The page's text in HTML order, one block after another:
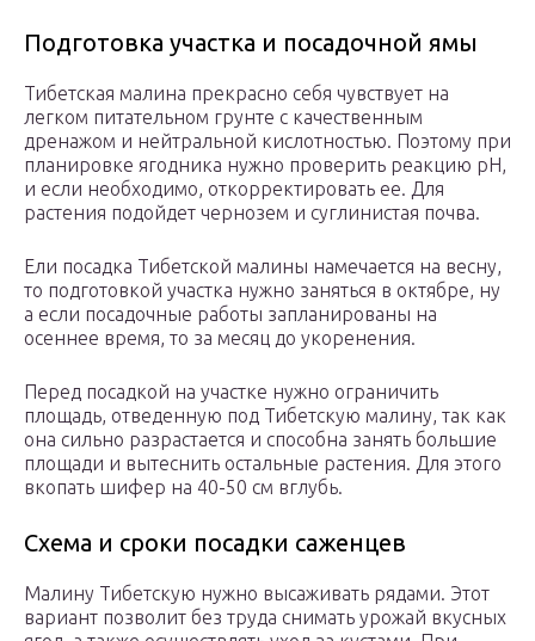
Подготовка участка и посадочной ямы
Тибетская малина прекрасно себя чувствует на
легком питательном грунте с качественным
дренажом и нейтральной кислотностью. Поэтому при
планировке ягодника нужно проверить реакцию рН,
и если необходимо, откорректировать ее. Для
растения подойдет чернозем и суглинистая почва.
Ели посадка Тибетской малины намечается на весну,
то подготовкой участка нужно заняться в октябре, ну
а если посадочные работы запланированы на
осеннее время, то за месяц до укоренения.
Перед посадкой на участке нужно ограничить
площадь, отведенную под Тибетскую малину, так как
она сильно разрастается и способна занять большие
площади и вытеснить остальные растения. Для этого
вкопать шифер на 40-50 см вглубь.
Схема и сроки посадки саженцев
Малину Тибетскую нужно высаживать рядами. Этот
вариант позволит без труда снимать урожай вкусных